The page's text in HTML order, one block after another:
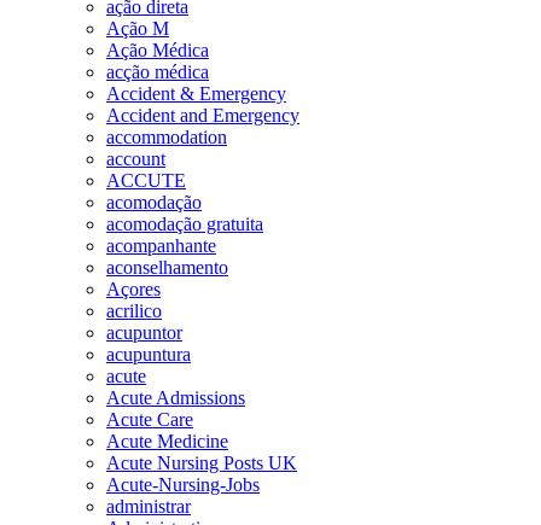
ação direta
Ação M
Ação Médica
acção médica
Accident & Emergency
Accident and Emergency
accommodation
account
ACCUTE
acomodação
acomodação gratuita
acompanhante
aconselhamento
Açores
acrilico
acupuntor
acupuntura
acute
Acute Admissions
Acute Care
Acute Medicine
Acute Nursing Posts UK
Acute-Nursing-Jobs
administrar